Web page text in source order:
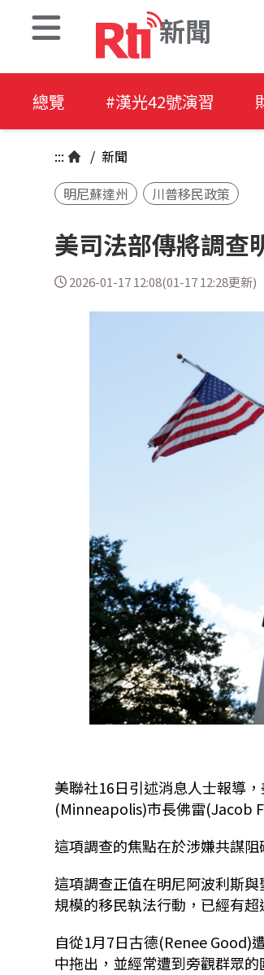
新聞
總覽 #漢光42號演習
::: / 新聞
明尼蘇達州
川普移民政策
美司法部傳將調查
2026-01-17 12:08(01-17 12:28更新)
美聯社16日引述消息人士報導
(Minneapolis)市長佛雷(Jacob
這項調查的焦點在於涉嫌共謀
這項調查正值在明尼阿波利斯
規模的移民執法行動，已經有超
自從1月7日古德(Renee Good)
中拖出，並經常遭到旁觀群眾